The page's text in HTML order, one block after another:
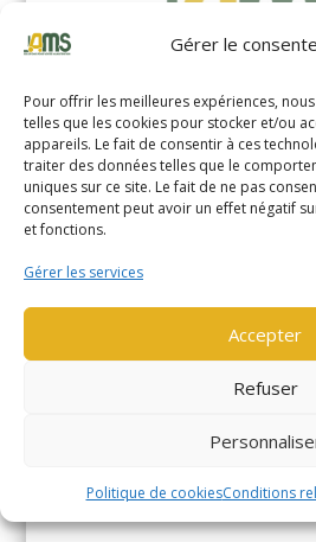
Gérer le
Pour offrir les meilleures expériences,
telles que les cookies pour stocker et/ou
appareils. Le fait de consentir à ces
traiter des données telles que le
uniques sur ce site. Le fait de ne pas
consentement peut avoir un effet négatif
et fonctions.
Gérer les services
Accepter
Refuser
Politique de cookiesConditions
YALE MS14XIL (2510)